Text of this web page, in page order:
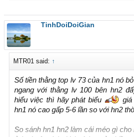
TinhDoiDoiGian
MTR01 said: ↑
Số tiền thằng top lv 73 của hn1 nó
ngang với thằng lv 100 bên hn2
hiểu việc thì hãy phát biểu
hn1 nó cao gấp 5-6 lần so với hn2
So sánh hn1 hn2 làm cái méo gì